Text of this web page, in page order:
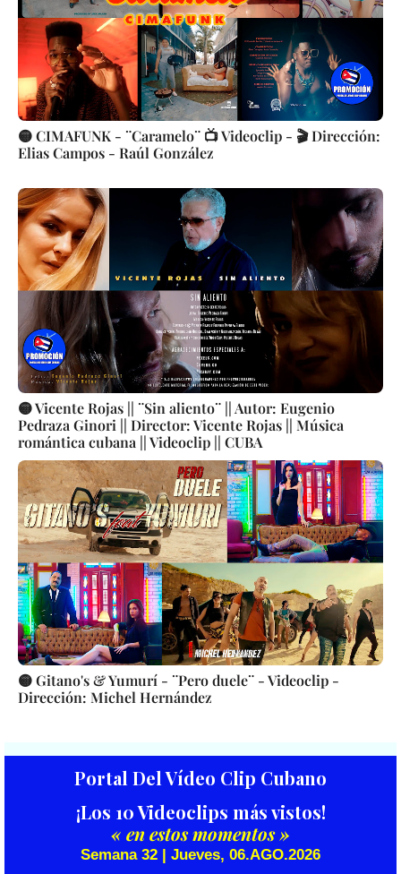
🟡 CIMAFUNK - ¨Caramelo¨ 📺 Videoclip - 🎬 Dirección:
Elias Campos - Raúl González
🟡 Vicente Rojas || ¨Sin aliento¨ || Autor: Eugenio
Pedraza Ginori || Director: Vicente Rojas || Música
romántica cubana || Videoclip || CUBA
🟡 Gitano's & Yumurí - ¨Pero duele¨ - Videoclip -
Dirección: Michel Hernández
Portal Del Vídeo Clip Cubano
¡Los 10 Videoclips más vistos!
« en estos momentos »
Semana 32 | Jueves, 06.AGO.2026